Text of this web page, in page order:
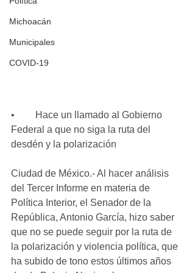
Michoacán
Municipales
COVID-19
•	Hace un llamado al Gobierno
Federal a que no siga la ruta del
desdén y la polarización
Ciudad de México.- Al hacer análisis
del Tercer Informe en materia de
Política Interior, el Senador de la
República, Antonio García, hizo saber
que no se puede seguir por la ruta de
la polarización y violencia política, que
ha subido de tono estos últimos años